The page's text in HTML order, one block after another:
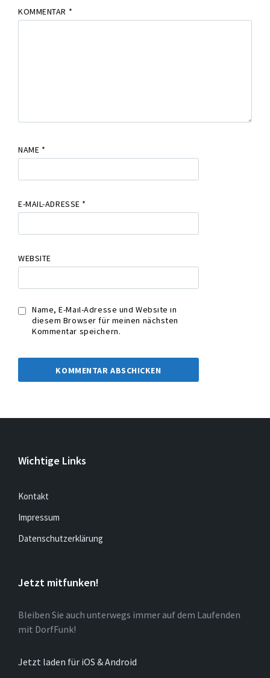
KOMMENTAR *
NAME *
E-MAIL-ADRESSE *
WEBSITE
Name, E-Mail-Adresse und Website in
diesem Browser für meinen nächsten
Kommentar speichern.
Wichtige Links
Kontakt
Impressum
Datenschutzerklärung
Jetzt mitfunken!
Bleiben Sie auch unterwegs immer auf dem Laufenden
mit DorfFunk!
Jetzt laden für iOS & Android